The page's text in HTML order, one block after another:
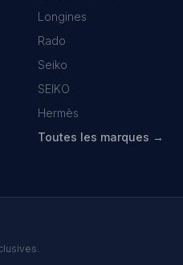
Longines
Rado
Seiko
SEIKO
Hermès
Toutes les marques →